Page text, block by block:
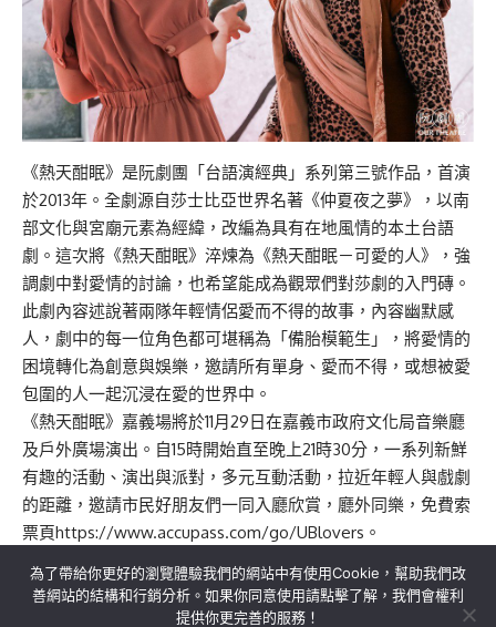
《熱天酣眠》是阮劇團「台語演經典」系列第三號作品，首演
於2013年。全劇源自莎士比亞世界名著《仲夏夜之夢》，以南
部文化與宮廟元素為經緯，改編為具有在地風情的本土台語
劇。這次將《熱天酣眠》淬煉為《熱天酣眠－可愛的人》，強
調劇中對愛情的討論，也希望能成為觀眾們對莎劇的入門磚。
此劇內容述說著兩隊年輕情侶愛而不得的故事，內容幽默感
人，劇中的每一位角色都可堪稱為「備胎模範生」，將愛情的
困境轉化為創意與娛樂，邀請所有單身、愛而不得，或想被愛
包圍的人一起沉浸在愛的世界中。
《熱天酣眠》嘉義場將於11月29日在嘉義市政府文化局音樂廳
及戶外廣場演出。自15時開始直至晚上21時30分，一系列新鮮
有趣的活動、演出與派對，多元互動活動，拉近年輕人與戲劇
的距離，邀請市民好朋友們一同入廳欣賞，廳外同樂，免費索
票頁https://www.accupass.com/go/UBlovers 。
為了帶給你更好的瀏覽體驗我們的網站中有使用Cookie，幫助我們改
善網站的結構和行銷分析。如果你同意使用請點擊了解，我們會權利
提供你更完善的服務！